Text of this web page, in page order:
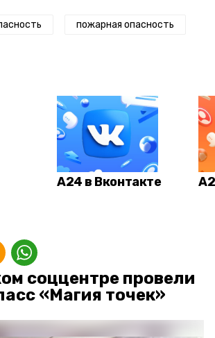
пожарная опасность
А24 в Вконтакте
соццентре провели
«Магия точек»